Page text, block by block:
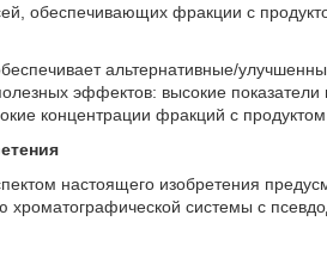
обеспечивающих фракции с
альтернативные/
эффектов: высокие
концентрации фракций с
настоящего изобретения
системы с